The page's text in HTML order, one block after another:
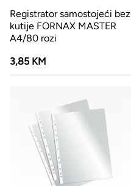
Registrator samostojeći bez
kutije FORNAX MASTER
A4/80 rozi
3,85 KM